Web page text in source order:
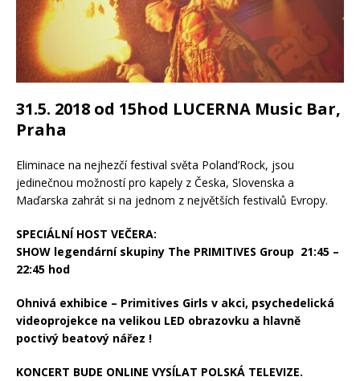
31.5. 2018 od 15hod LUCERNA Music Bar,
Praha
Eliminace na nejhezčí festival světa Poland’Rock, jsou
jedinečnou možností pro kapely z Česka, Slovenska a
Maďarska zahrát si na jednom z největších festivalů Evropy.
SPECIÁLNÍ HOST VEČERA:
SHOW legendární skupiny The PRIMITIVES Group 21:45 –
22:45 hod
Ohnivá exhibice – Primitives Girls v akci, psychedelická
videoprojekce na velikou LED obrazovku a hlavně
poctivý beatový nářez !
KONCERT BUDE ONLINE VYSÍLAT POLSKÁ TELEVIZE.